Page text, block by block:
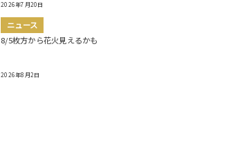
2026年7月20日
ニュース
8/5枚方から花火見えるかも
2026年8月2日